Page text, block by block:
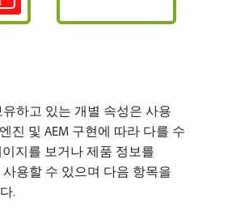
하고 있는 개별 속성은 사용
진 및 AEM 구현에 따라 다를 수
지를 보거나 제품 정보를
용할 수 있으며 다음 항목을
.